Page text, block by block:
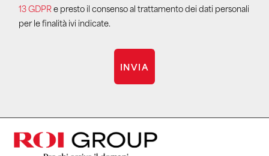
13 GDPRe presto il consenso al trattamento dei dati personali
per le finalità ivi indicate.
INVIA